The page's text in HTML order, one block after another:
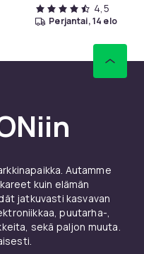
4,5
perjantai, 14 elo
Autamme
kuin elämän
jatkuvasti kasvavan
puutarha-,
sekä paljon muuta.